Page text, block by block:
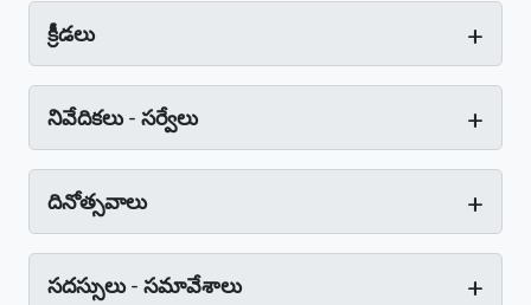
క్రీడలు +
నివేదికలు - సర్వేలు +
దినోత్సవాలు +
సదస్సులు - సమావేశాలు +